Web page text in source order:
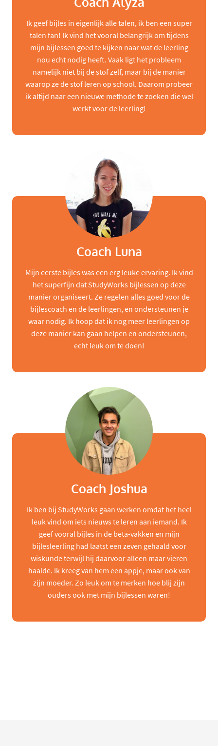
Ik geef bijles in eigenlijk alle talen, ik ben een super
talen fan! Ik vind het vooral belangrijk om tijdens
mijn bijlessen goed te kijken naar wat de leerling
nou echt nodig heeft. Vaak ligt het probleem
namelijk niet bij de stof zelf, maar bij de manier
waarop ze de stof leren op school. Daarom probeer
ik altijd naar een nieuwe methode te zoeken die wel
werkt voor de leerling!
Coach Luna
Mijn eerste bijles was een erg leuke ervaring. Ik vind
het superfijn dat StudyWorks bijlessen op deze
manier organiseert. Ze regelen alles goed voor de
bijlescoach en de leerlingen, en ondersteunen je
waar nodig. Ik hoop dat ik nog meer leerlingen op
deze manier kan gaan helpen en ondersteunen,
echt leuk om te doen!
Coach Joshua
Ik ben bij StudyWorks gaan werken omdat het heel
leuk vind om iets nieuws te leren aan iemand. Ik
geef vooral bijles in de beta-vakken en mijn
bijlesleerling had laatst een zeven gehaald voor
wiskunde terwijl hij daarvoor alleen maar vieren
haalde. Ik kreeg van hem een appje, maar ook van
zijn moeder. Zo leuk om te merken hoe blij zijn
ouders ook met mijn bijlessen waren!